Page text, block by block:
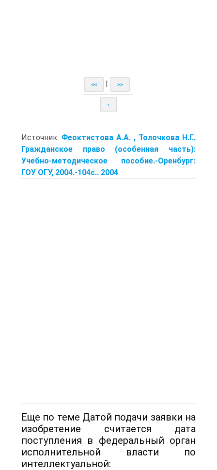
<< >>
↑
Источник: Феоктистова А.А. , Толочкова Н.Г..
Гражданское право (особенная часть):
Учебно-методическое пособие.-Оренбург:
ГОУ ОГУ, 2004.-104с.. 2004
Еще по теме Датой подачи заявки на
изобретение считается дата
поступления в федеральный орган
исполнительной власти по
интеллектуальной: